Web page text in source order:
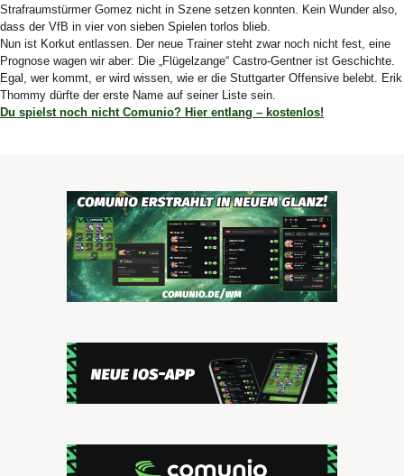
Strafraumstürmer Gomez nicht in Szene setzen konnten. Kein Wunder also,
dass der VfB in vier von sieben Spielen torlos blieb.
Nun ist Korkut entlassen. Der neue Trainer steht zwar noch nicht fest, eine
Prognose wagen wir aber: Die „Flügelzange“ Castro-Gentner ist Geschichte.
Egal, wer kommt, er wird wissen, wie er die Stuttgarter Offensive belebt. Erik
Thommy dürfte der erste Name auf seiner Liste sein.
Du spielst noch nicht Comunio? Hier entlang – kostenlos!